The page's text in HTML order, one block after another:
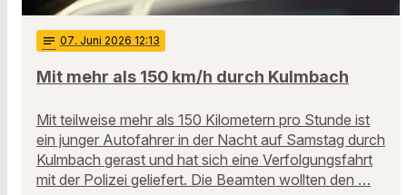
notes 07. Juni 2026 12:13
Mit mehr als 150 km/h durch Kulmbach
Mit teilweise mehr als 150 Kilometern pro Stunde ist
ein junger Autofahrer in der Nacht auf Samstag durch
Kulmbach gerast und hat sich eine Verfolgungsfahrt
mit der Polizei geliefert. Die Beamten wollten den …